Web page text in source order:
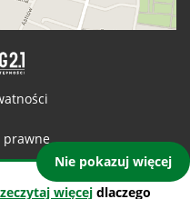
więcej dlaczego
Nie pokazuj więcej
prawne